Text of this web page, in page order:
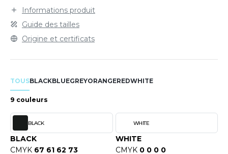
SHOPPING
- BLANKS
Informations produit
Guide des tailles
Origine et certificats
TOUSBLACKBLUEGREYORANGEREDWHITE
9 couleurs
BLACK
BLACK
CMYK 67 61 62 73
WHITE
WHITE
CMYK 0 0 0 0